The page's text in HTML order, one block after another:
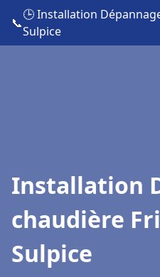
📞
🕒 Installation
Sulpice
Installation
chaudière
Sulpice